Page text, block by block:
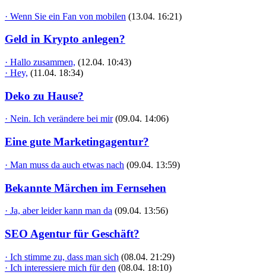
· Wenn Sie ein Fan von mobilen (13.04. 16:21)
Geld in Krypto anlegen?
· Hallo zusammen, (12.04. 10:43)
· Hey, (11.04. 18:34)
Deko zu Hause?
· Nein. Ich verändere bei mir (09.04. 14:06)
Eine gute Marketingagentur?
· Man muss da auch etwas nach (09.04. 13:59)
Bekannte Märchen im Fernsehen
· Ja, aber leider kann man da (09.04. 13:56)
SEO Agentur für Geschäft?
· Ich stimme zu, dass man sich (08.04. 21:29)
· Ich interessiere mich für den (08.04. 18:10)